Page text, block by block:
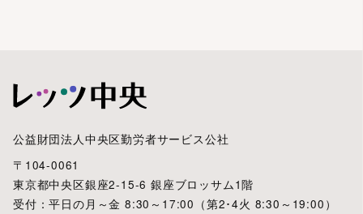
公益財団法人中央区勤労者サービス公社
〒104-0061
東京都中央区銀座2-15-6 銀座ブロッサム1階
受付：平日の月～金 8:30～17:00（第2･4火 8:30～19:00）